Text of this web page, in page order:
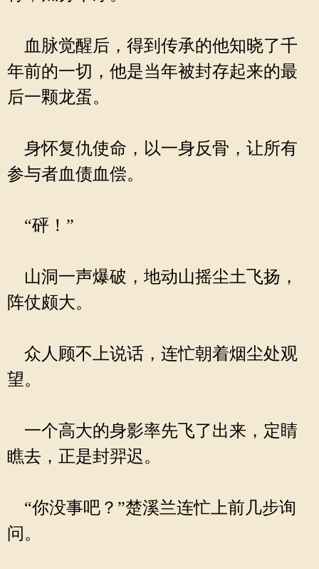
血脉觉醒后，得到传承的他知晓了千
年前的一切，他是当年被封存起来的最
后一颗龙蛋。
身怀复仇使命，以一身反骨，让所有
参与者血债血偿。
“砰！”
山洞一声爆破，地动山摇尘土飞扬，
阵仗颇大。
众人顾不上说话，连忙朝着烟尘处观
望。
一个高大的身影率先飞了出来，定睛
瞧去，正是封羿迟。
“你没事吧？”楚溪兰连忙上前几步询
问。